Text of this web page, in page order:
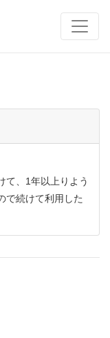
て、1年以上りよう
で続けて利用した